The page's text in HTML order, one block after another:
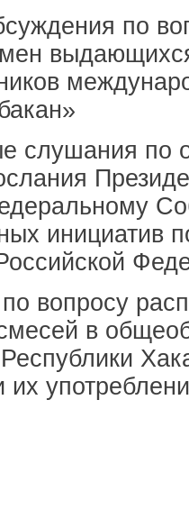
по
слушания по
инициатив
вопросу
в
их